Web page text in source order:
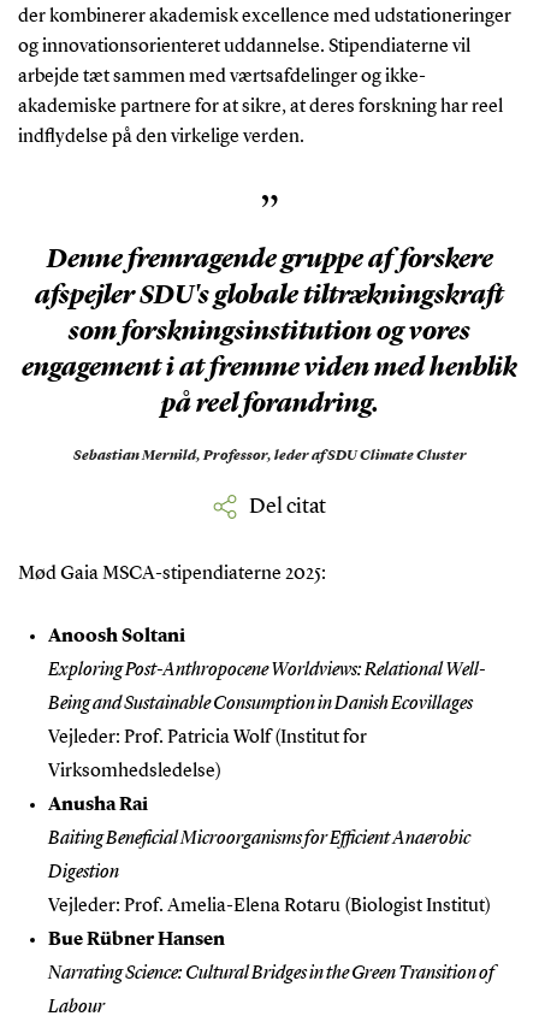
der kombinerer akademisk excellence med udstationeringer
og innovationsorienteret uddannelse. Stipendiaterne vil
arbejde tæt sammen med værtsafdelinger og ikke-
akademiske partnere for at sikre, at deres forskning har reel
indflydelse på den virkelige verden.
”
Denne fremragende gruppe af forskere
afspejler SDU's globale tiltrækningskraft
som forskningsinstitution og vores
engagement i at fremme viden med henblik
på reel forandring.
Sebastian Mernild,Professor, leder af SDU Climate Cluster
Del citat
Mød Gaia MSCA-stipendiaterne 2025:
Anoosh Soltani
Exploring Post-Anthropocene Worldviews: Relational Well-
Being and Sustainable Consumption in Danish Ecovillages
Vejleder: Prof. Patricia Wolf (Institut for
Virksomhedsledelse)
Anusha Rai
Baiting Beneficial Microorganisms for Efficient Anaerobic
Digestion
Vejleder: Prof. Amelia-Elena Rotaru (Biologist Institut)
Bue Rübner Hansen
Narrating Science: Cultural Bridges in the Green Transition of
Labour